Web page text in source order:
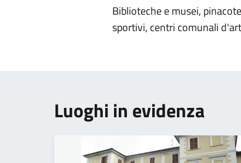
Biblioteche e musei,
sportivi, centri comunali
Luoghi in evidenza